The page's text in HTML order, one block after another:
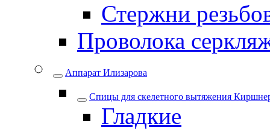
Стержни
Проволока
Аппарат Илизарова
Спицы для cкелетного вытяжения
Гладкие